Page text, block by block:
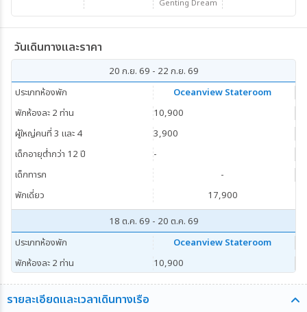
Genting Dream
วันเดินทางและราคา
20 ก.ย. 69 - 22 ก.ย. 69
ประเภทห้องพัก
Oceanview Stateroom
พักห้องละ 2 ท่าน
10,900
ผู้ใหญ่คนที่ 3 และ 4
3,900
เด็กอายุต่ำกว่า 12 ปี
-
เด็กทารก
-
พักเดี่ยว
17,900
18 ต.ค. 69 - 20 ต.ค. 69
ประเภทห้องพัก
Oceanview Stateroom
พักห้องละ 2 ท่าน
10,900
ผู้ใหญ่คนที่ 3 และ 4
3,900
เด็กอายุต่ำกว่า 12 ปี
รายละเอียดและเวลาเดินทางเรือ